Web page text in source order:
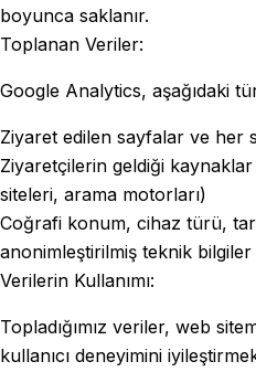
boyunca saklanır.
Toplanan Veriler:
Google Analytics, aşağıdaki
Ziyaret edilen sayfalar ve her
Ziyaretçilerin geldiği
siteleri, arama motorları)
Coğrafi konum, cihaz türü,
anonimleştirilmiş teknik bilgiler
Verilerin Kullanımı:
Topladığımız veriler, web
kullanıcı deneyimini